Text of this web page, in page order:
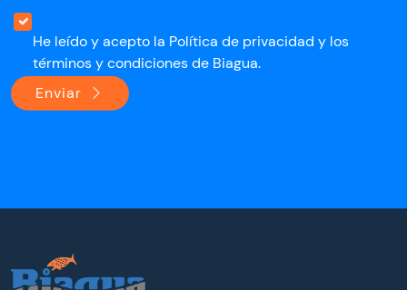
He leído y acepto la Política de privacidad y los
términos y condiciones de Biagua.
Enviar